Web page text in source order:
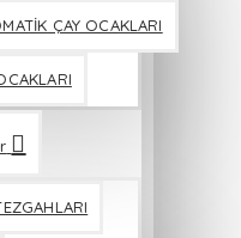
ÇAY OCAKLARI